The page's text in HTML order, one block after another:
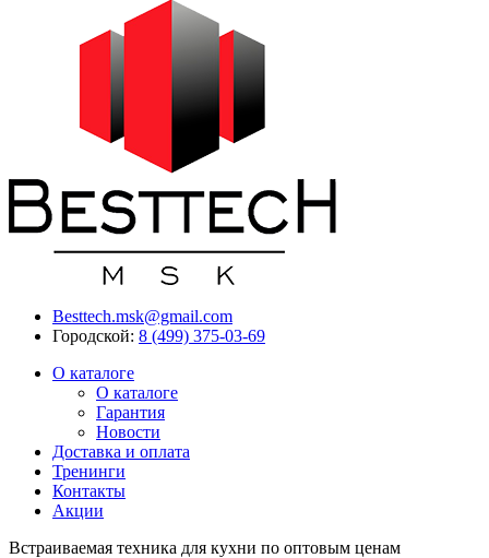
Besttech.msk@gmail.com
Городской: 8 (499) 375-03-69
О каталоге
О каталоге
Гарантия
Новости
Доставка и оплата
Тренинги
Контакты
Акции
Встраиваемая техника для кухни по оптовым ценам